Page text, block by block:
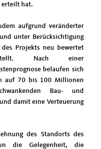
erteilt hat.
aufgrund veränderter
unter Berücksichtigung
Projekts neu bewertet
Nach einer
belaufen sich
auf 70 bis 100 Millionen
Bau- und
damit eine Verteuerung
des Standorts des
die Gelegenheit, die